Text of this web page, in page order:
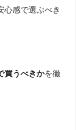
心感で選ぶべき
買うべきかを徹